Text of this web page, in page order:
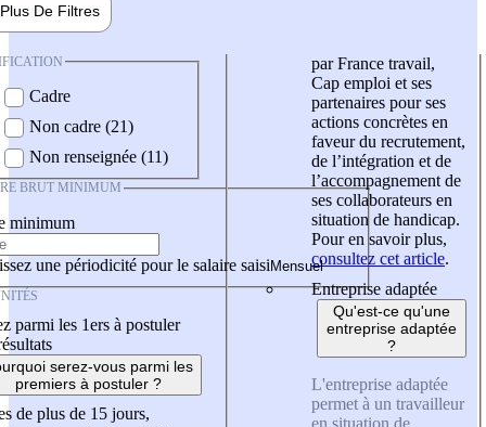
Plus De Filtres
Cadre
Non cadre (21)
Non renseignée (11)
BRUT MINIMUM
minimum
une périodicité pour le salaire saisi
parmi les 1ers à postuler
serez-vous parmi les
premiers à postuler ?
de plus de 15 jours,
par France travail,
Cap emploi et ses
partenaires pour ses
actions concrètes en
faveur du recrutement,
de l’intégration et de
l’accompagnement de
ses collaborateurs en
situation de handicap.
Pour en savoir plus,
consultez cet article.
Entreprise adaptée
Qu'est-ce qu'une
entreprise adaptée
?
L'entreprise adaptée
permet à un travailleur
en situation de